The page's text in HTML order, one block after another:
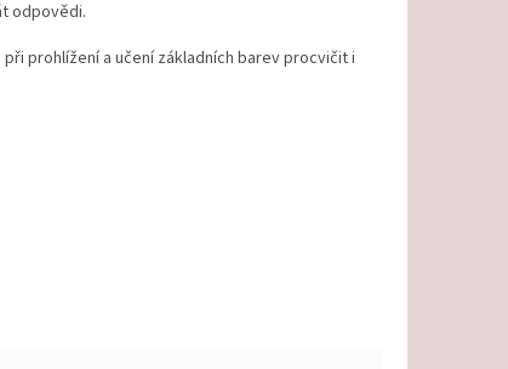
odpovědi.
prohlížení a učení základních barev procvičit i